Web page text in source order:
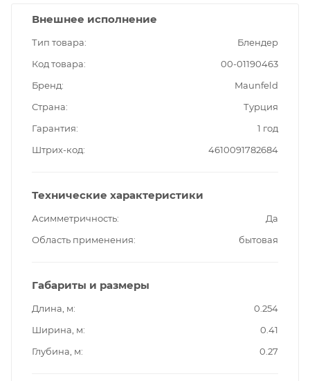
Внешнее исполнение
Тип товара
Блендер
Код товара
00-01190463
Бренд
Maunfeld
Страна
Турция
Гарантия
1 год
Штрих-код
4610091782684
Технические характеристики
Асимметричность
Да
Область применения
бытовая
Габариты и размеры
Длина, м
0.254
Ширина, м
0.41
Глубина, м
0.27